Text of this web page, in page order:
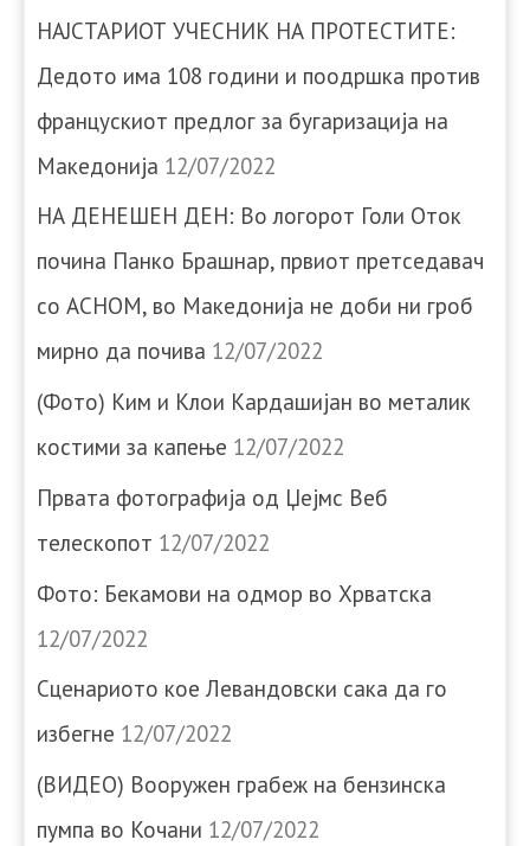
НАЈСТАРИОТ УЧЕСНИК НА ПРОТЕСТИТЕ:
Дедото има 108 години и поодршка против
францускиот предлог за бугаризација на
Македонија 12/07/2022
НА ДЕНЕШЕН ДЕН: Во логорот Голи Оток
почина Панко Брашнар, првиот претседавач
со АСНОМ, во Македонија не доби ни гроб
мирно да почива 12/07/2022
(Фото) Ким и Клои Кардашијан во металик
костими за капење 12/07/2022
Првата фотографија од Џејмс Веб
телескопот 12/07/2022
Фото: Бекамови на одмор во Хрватска
12/07/2022
Сценариото кое Левандовски сака да го
избегне 12/07/2022
(ВИДЕО) Вооружен грабеж на бензинска
пумпа во Кочани 12/07/2022